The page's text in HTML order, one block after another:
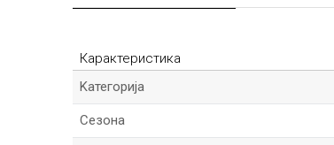
Карактеристика
Kатегорија
Сезона